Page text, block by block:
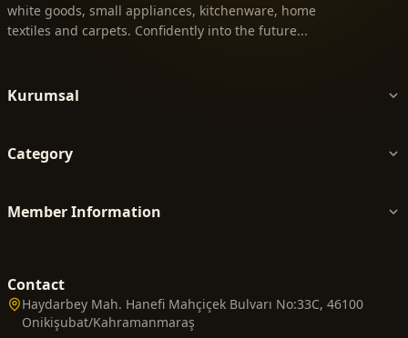
white goods, small appliances, kitchenware, home
textiles and carpets. Confidently into the future...
Kurumsal
Category
Member Information
Contact
Haydarbey Mah. Hanefi Mahçiçek Bulvarı No:33C, 46100
Onikişubat/Kahramanmaraş